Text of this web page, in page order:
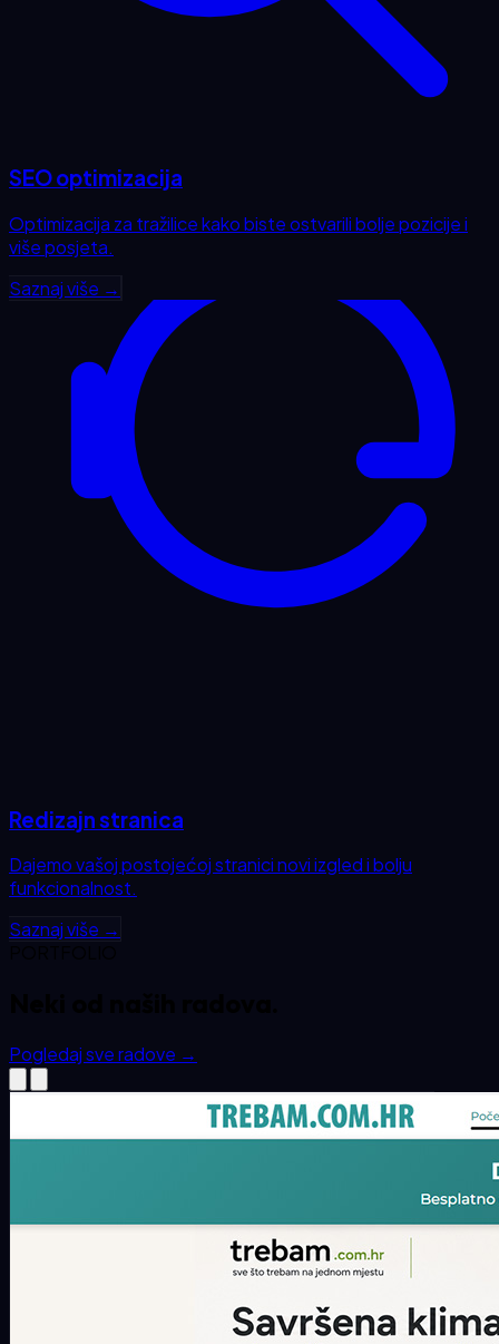
SEO optimizacija
Optimizacija za tražilice kako biste ostvarili bolje pozicije i
više posjeta.
Saznaj više →
Redizajn stranica
Dajemo vašoj postojećoj stranici novi izgled i bolju
funkcionalnost.
Saznaj više →
Pogledaj sve radove →